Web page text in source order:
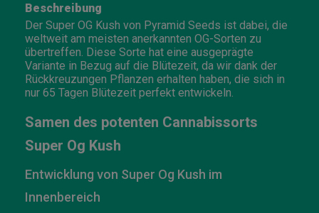
Beschreibung
Der Super OG Kush von Pyramid Seeds ist dabei, die
weltweit am meisten anerkannten OG-Sorten zu
übertreffen. Diese Sorte hat eine ausgeprägte
Variante in Bezug auf die Blütezeit, da wir dank der
Rückkreuzungen Pflanzen erhalten haben, die sich in
nur 65 Tagen Blütezeit perfekt entwickeln.
Samen des potenten Cannabissorts
Super Og Kush
Entwicklung von Super Og Kush im
Innenbereich